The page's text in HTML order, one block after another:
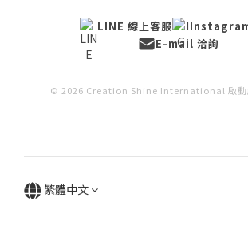
LINE 線上客服
E-mail 洽詢
© 2026 Creation Shine International 啟動
繁體中文